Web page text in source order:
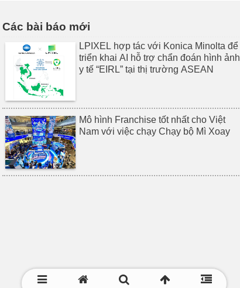
Các bài báo mới
LPIXEL hợp tác với Konica Minolta để
triển khai AI hỗ trợ chẩn đoán hình ảnh
y tế “EIRL” tại thị trường ASEAN
Mô hình Franchise tốt nhất cho Việt
Nam với việc chạy Chạy bộ Mì Xoay